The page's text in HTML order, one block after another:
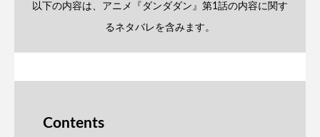
以下の内容は、アニメ『ダンダダン』第1話の内容に関す
るネタバレを含みます。
Contents